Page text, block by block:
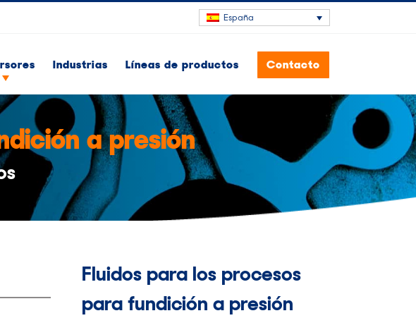
España
Industrias Líneas de productos Contacto
a presión
Fluidos para los procesos
para fundición a presión